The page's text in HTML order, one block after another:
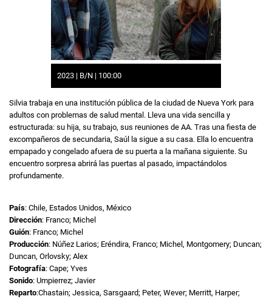
2023 | B/N | 100:00
Silvia trabaja en una institución pública de la ciudad de Nueva York para
adultos con problemas de salud mental. Lleva una vida sencilla y
estructurada: su hija, su trabajo, sus reuniones de AA. Tras una fiesta de
excompañeros de secundaria, Saúl la sigue a su casa. Ella lo encuentra
empapado y congelado afuera de su puerta a la mañana siguiente. Su
encuentro sorpresa abrirá las puertas al pasado, impactándolos
profundamente.
País: Chile, Estados Unidos, México
Dirección: Franco; Michel
Guión: Franco; Michel
Producción: Núñez Larios; Eréndira, Franco; Michel, Montgomery; Duncan;
Duncan, Orlovsky; Alex
Fotografía: Cape; Yves
Sonido: Umpierrez; Javier
Reparto:Chastain; Jessica, Sarsgaard; Peter, Wever; Merritt, Harper;